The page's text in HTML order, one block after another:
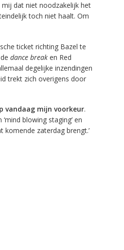
mij dat niet noodzakelijk het
toch niet haalt. Om
ticket richting Bazel te
dance breaken Red
degelijke inzendingen
trekt zich overigens door
vandaag mijn voorkeur.
blowing staging’ en
zaterdag brengt.’